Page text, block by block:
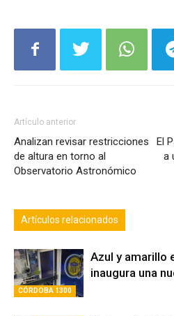
Artículo anterior
Analizan revisar restricciones
de altura en torno al
Observatorio Astronómico
El
a
Artículos relacionados
CÓRDOBA 1300
Azul y amarillo
inaugura una